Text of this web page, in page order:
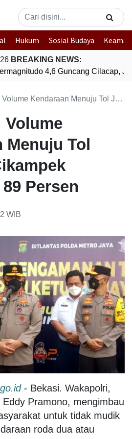
Hukum Sosial Budaya
BREAKING NEWS:
4,6 Guncang Cilacap,
Menuju Tol Jakarta - Cikampek Meningkat 89 Persen
Volume
Menuju Tol
Persen
WIB
- Bekasi. Wakapolri,
Pramono, mengimbau
untuk tidak mudik
roda dua atau